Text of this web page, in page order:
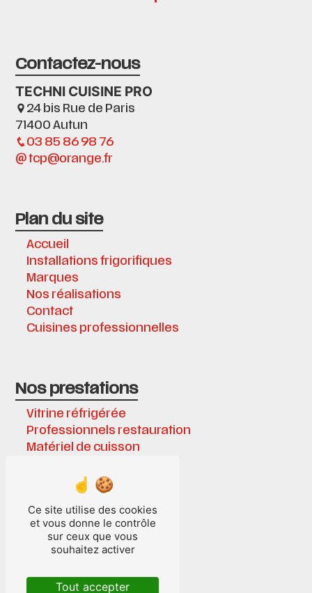
Contactez-nous
TECHNI CUISINE PRO
24 bis Rue de Paris
71400 Autun
03 85 86 98 76
tcp@orange.fr
Plan du site
Accueil
Installations frigorifiques
Marques
Nos réalisations
Contact
Cuisines professionnelles
Nos prestations
Vitrine réfrigérée
Professionnels restauration
Matériel de cuisson
Chambre froide
Cuisines professionnelles
Installations frigorifiques
Cave à vin
Laboratoire
Ce site utilise des cookies
et vous donne le contrôle
sur ceux que vous
souhaitez activer
Tout accepter